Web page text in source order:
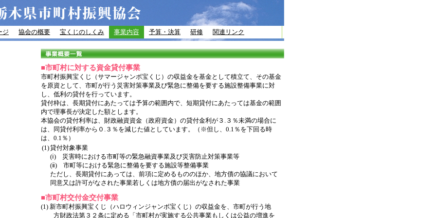
ジ 協会の概要 宝くじのしくみ 事業内容 予算・決算 研修 関連リンク
■市町村に対する資金貸付事業
市町村振興宝くじ（サマージャンボ宝くじ）の収益金を基金として積立て、その基金
を原資として、市町が行う災害対策事業及び緊急に整備を要する施設整備事業に対
し、低利の貸付を行っています。
貸付枠は、長期貸付にあたっては予算の範囲内で、短期貸付にあたっては基金の範囲
内で理事長が決定した額とします。
本協会の貸付利率は、財政融資資金（政府資金）の貸付金利が３.３％未満の場合に
は、同貸付利率から０.３％を減じた値としています。（※但し、0.1％を下回る時
は、0.1％）
(1)貸付対象事業
(ⅰ) 災害時における市町等の緊急融資事業及び災害防止対策事業等
(ⅱ) 市町等における緊急に整備を要する施設等整備事業
ただし、長期貸付にあっては、前項に定めるもののほか、地方債の協議において
同意又は許可がなされた事業若しくは地方債の届出がなされた事業
■市町村交付金交付事業
(1) 新市町村振興宝くじ（ハロウィンジャンボ宝くじ）の収益金を、市町が行う地
方財政法第３２条に定める「市町村が実施する公共事業もしくは公益の増進を